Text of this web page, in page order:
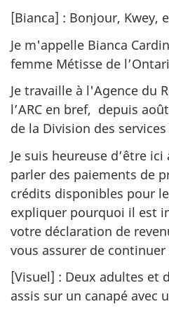
[Bianca] : Bonjour, Kwey,
Je m'appelle Bianca
femme Métisse de
Je travaille à l'Agence du
l’ARC en bref, depuis
de la Division des
Je suis heureuse d’être
parler des paiements de
crédits disponibles pour
expliquer pourquoi il est
votre déclaration de
vous assurer de continuer
[Visuel] : Deux adultes et
assis sur un canapé avec